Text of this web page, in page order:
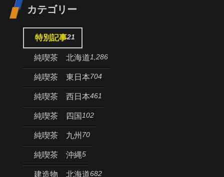
カテゴリー
特別記事21
純喫茶 北海道1,286
純喫茶 東日本704
純喫茶 西日本461
純喫茶 四国 102
純喫茶 九州 70
純喫茶 沖縄5
建造物 北海道682